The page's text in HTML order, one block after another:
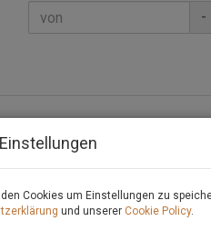
-
Sehr
Cookies um Einstellungen zu
und unserer Cookie Policy.